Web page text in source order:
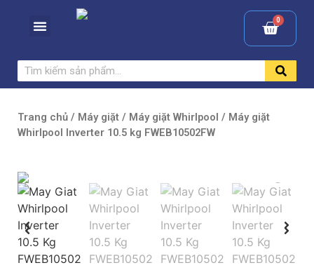
Trang chủ / Máy giặt / Máy giặt Whirlpool / Máy giặt
Whirlpool Inverter 10.5 kg FWEB10502FW